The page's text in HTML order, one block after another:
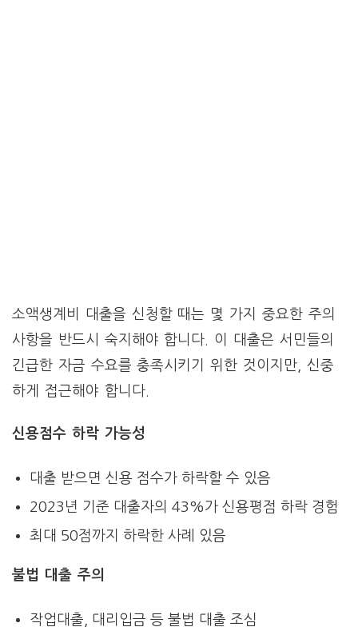
소액생계비 대출을 신청할 때는 몇 가지 중요한 주의
사항을 반드시 숙지해야 합니다. 이 대출은 서민들의
긴급한 자금 수요를 충족시키기 위한 것이지만, 신중
하게 접근해야 합니다.
신용점수 하락 가능성
대출 받으면 신용 점수가 하락할 수 있음
2023년 기준 대출자의 43%가 신용평점 하락 경험
최대 50점까지 하락한 사례 있음
불법 대출 주의
작업대출, 대리입금 등 불법 대출 조심